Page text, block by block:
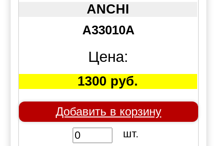
ANCHI
A33010A
Цена:
1300 руб.
Добавить в корзину
шт.